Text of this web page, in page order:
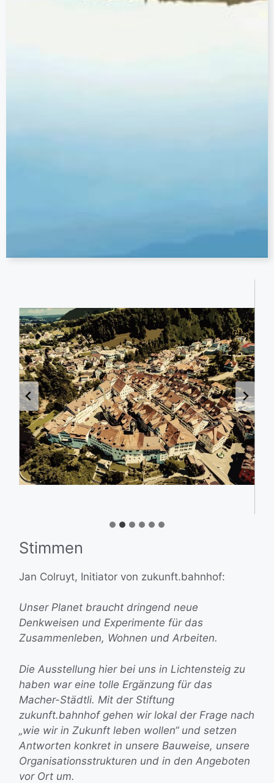
Stimmen
Jan Colruyt, Initiator von zukunft.bahnhof:
Unser Planet braucht dringend neue
Denkweisen und Experimente für das
Zusammenleben, Wohnen und Arbeiten.
Die Ausstellung hier bei uns in Lichtensteig zu
haben war eine tolle Ergänzung für das
Macher-Städtli. Mit der Stiftung
zukunft.bahnhof gehen wir lokalder Frage nach
„wie wir in Zukunft leben wollen“ und setzen
Antworten konkret in unsere Bauweise, unsere
Organisationsstrukturen und in den Angeboten
vor Ort um.